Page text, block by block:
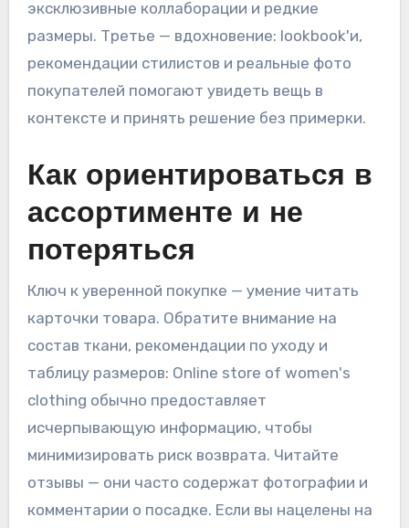
эксклюзивные коллаборации и редкие
размеры. Третье — вдохновение: lookbook'и,
рекомендации стилистов и реальные фото
покупателей помогают увидеть вещь в
контексте и принять решение без примерки.
Как ориентироваться в
ассортименте и не
потеряться
Ключ к уверенной покупке — умение читать
карточки товара. Обратите внимание на
состав ткани, рекомендации по уходу и
таблицу размеров: Online store of women's
clothing обычно предоставляет
исчерпывающую информацию, чтобы
минимизировать риск возврата. Читайте
отзывы — они часто содержат фотографии и
комментарии о посадке. Если вы нацелены на